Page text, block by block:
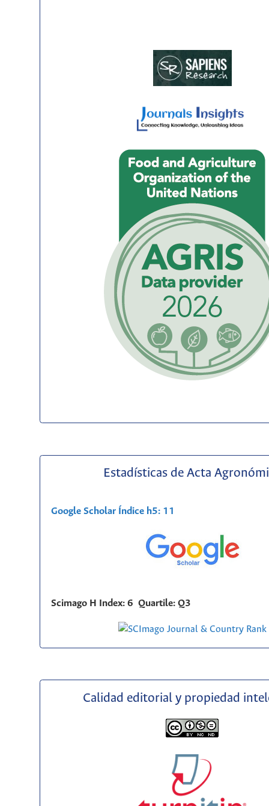
Estadísticas de Acta
Google Scholar Índice h5: 11
Scimago H Index: 6 Quartile: Q3
Calidad editorial y propiedad